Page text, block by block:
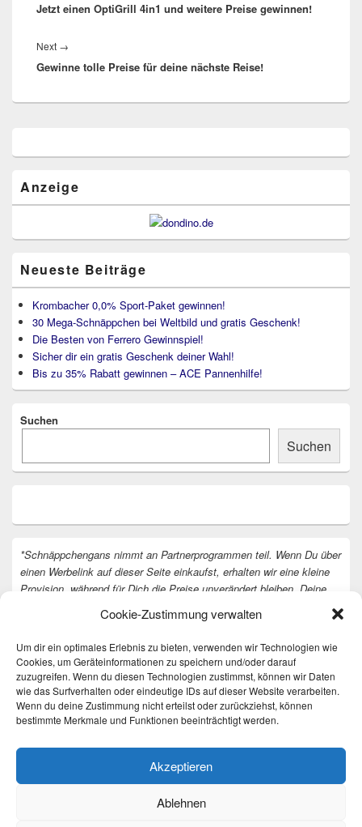
Cookie-Zustimmung verwalten
Um dir ein optimales Erlebnis zu bieten, verwenden wir Technologien wie
Cookies, um Geräteinformationen zu speichern und/oder darauf
zuzugreifen. Wenn du diesen Technologien zustimmst, können wir Daten
wie das Surfverhalten oder eindeutige IDs auf dieser Website verarbeiten.
Wenn du deine Zustimmung nicht erteilst oder zurückziehst, können
bestimmte Merkmale und Funktionen beeinträchtigt werden.
Akzeptieren
Ablehnen
post:
Jetzt einen OptiGrill 4in1 und weitere Preise gewinnen!
Next →
post:
Gewinne tolle Preise für deine nächste Reise!
Widget-
Anzeige
Neueste Beiträge
Krombacher 0,0% Sport-Paket gewinnen!
30 Mega-Schnäppchen bei Weltbild und gratis Geschenk!
Die Besten von Ferrero Gewinnspiel!
Sicher dir ein gratis Geschenk deiner Wahl!
Bis zu 35% Rabatt gewinnen – ACE Pannenhilfe!
Suchen
Suchen
*Schnäppchengans nimmt an Partnerprogrammen teil. Wenn Du über
einen Werbelink auf dieser Seite einkaufst, erhalten wir eine kleine
Provision, während für Dich die Preise unverändert bleiben. Deine
Vielen Dank dafür!